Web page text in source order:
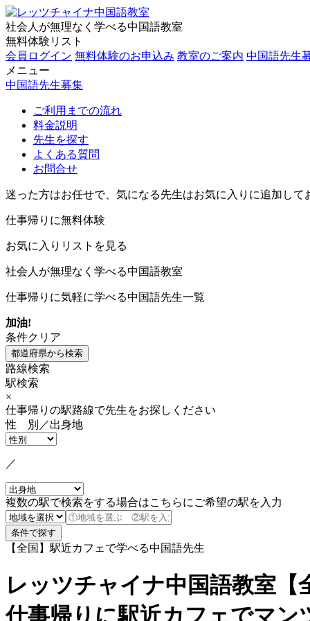
社会人が無理なく学べる中国語教室
無料体験リスト
会員ログイン 無料体験のお申込み 教室のご案内 中国語先生
メニュー
中国語先生募集
ご利用までの流れ
料金説明
先生を探す
よくある質問
お問合せ
迷った方はお任せで、気になる先生はお気に入りに追加して
仕事帰りに無料体験
お気に入りリストを見る
社会人が無理なく学べる中国語教室
仕事帰りに気軽に学べる中国語先生一覧
加油!
条件クリア
路線検索
駅検索
×
仕事帰りの駅路線で先生をお探しください
性 別／出身地
／
複数の駅で検索をする場合はこちらにご希望の駅を入力
【全国】駅近カフェで学べる中国語先生
レッツチャイナ中国語教室【
仕事帰りに駅近カフェでマン